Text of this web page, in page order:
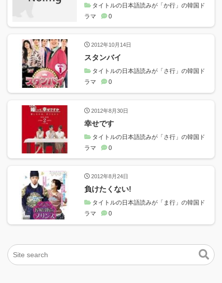
タイトルの日本語読みが「か行」の韓国ド
ラマ
0
2012年10月14日
スタンバイ
タイトルの日本語読みが「さ行」の韓国ド
ラマ
0
2012年8月30日
幸せです
タイトルの日本語読みが「さ行」の韓国ド
ラマ
0
2012年8月24日
負けたくない!
タイトルの日本語読みが「ま行」の韓国ド
ラマ
0